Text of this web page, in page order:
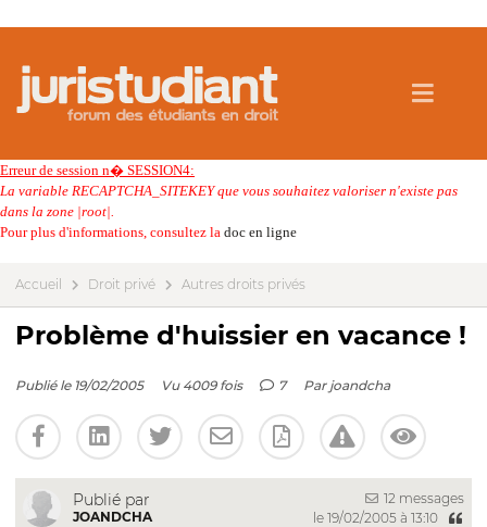
Erreur de session n� SESSION4:
La variable RECAPTCHA_SITEKEY que vous souhaitez valoriser n'existe pas
dans la zone |root|.
Pour plus d'informations, consultez la doc en ligne
Accueil Droit privé Autres droits privés
Problème d'huissier en vacance !
Publié le 19/02/2005 Vu 4009 fois 7 Par joandcha
Publié par
JOANDCHA
12 messages
le 19/02/2005 à 13:10